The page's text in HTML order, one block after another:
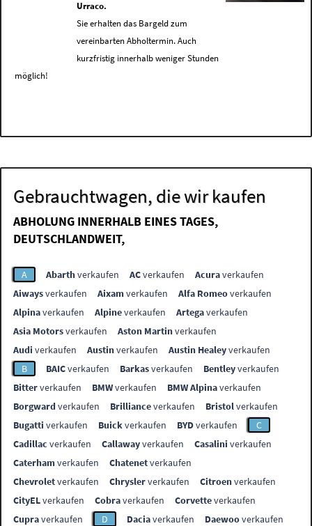
Urraco.
Sie erhalten das Bargeld zum
vereinbarten Abholtermin. Auch
kurzfristig innerhalb weniger Stunden
möglich!
Gebrauchtwagen, die wir kaufen
ABHOLUNG INNERHALB EINES TAGES,
DEUTSCHLANDWEIT,
A Abarthverkaufen ACverkaufen Acuraverkaufen
Aiwaysverkaufen Aixamverkaufen Alfa Romeoverkaufen
Alpinaverkaufen Alpineverkaufen Artegaverkaufen
Asia Motorsverkaufen Aston Martinverkaufen
Audi verkaufen Austinverkaufen Austin Healeyverkaufen
B
BAICverkaufen Barkasverkaufen Bentleyverkaufen
Bitterverkaufen BMWverkaufen BMW Alpinaverkaufen
Borgwardverkaufen Brillianceverkaufen Bristolverkaufen
Bugatti verkaufen Buickverkaufen BYDverkaufen
C
Cadillac verkaufen Callawayverkaufen Casalini verkaufen
Caterhamverkaufen Chatenetverkaufen
Chevroletverkaufen Chryslerverkaufen Citroenverkaufen
CityELverkaufen Cobraverkaufen Corvetteverkaufen
Cupraverkaufen D Daciaverkaufen Daewooverkaufen